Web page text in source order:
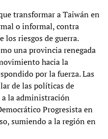
transformar a Taiwán en
o informal, contra
los riesgos de guerra.
una provincia renegada
hacia la
por la fuerza. Las
de las políticas de
la administración
Progresista en
sumiendo a la región en